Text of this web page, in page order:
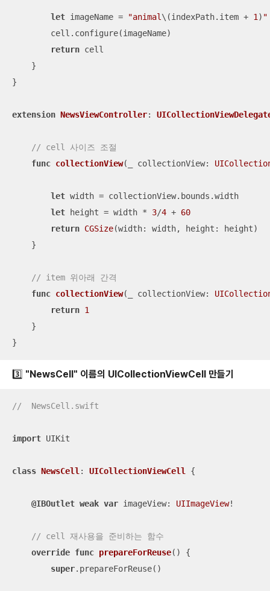
let imageName = "animal \(indexPath.item + 1 ) "
        cell.configure(imageName)
return cell
    }
}
extension NewsViewController:
// cell 사이즈 조절
func collectionView( collectionView:
let width = collectionView.bounds.width
let height = width * 3/4 + 60
return CGSize(width: width, height: height)
    }
// item 위아래 간격
func collectionView( collectionView:
return 1
    }
}
3️⃣ "NewsCell" 이름의 UICollectionViewCell 만들기
//  NewsCell.swift
import UIKit
class NewsCell : UICollectionViewCell {
@IBOutlet weak var imageView: UIImageView!
// cell 재사용을 준비하는 함수
override func prepareForReuse()
{
super.prepareForReuse()